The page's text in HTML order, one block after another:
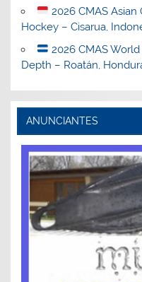
2026 CMAS
Hockey – Cisarua,
2026 CMAS
Depth – Roatán,
ANUNCIANTES